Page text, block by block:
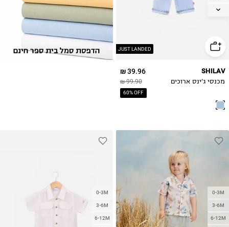
JUST LANDED
2Y
5Y
39.96 ₪
99.90 ₪
60% OFF
SHILAV
מכנסי ג'ינס ארוכים
0-3M
3-6M
6-12M
0-3M
3-6M
6-12M